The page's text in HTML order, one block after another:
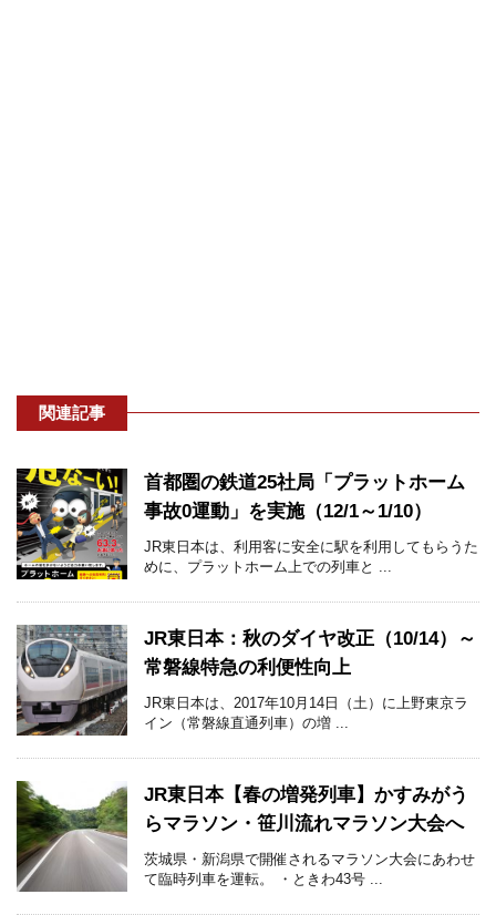
関連記事
首都圏の鉄道25社局「プラットホーム
事故0運動」を実施（12/1～1/10）
JR東日本は、利用客に安全に駅を利用してもらうた
めに、プラットホーム上での列車と ...
JR東日本：秋のダイヤ改正（10/14）～
常磐線特急の利便性向上
JR東日本は、2017年10月14日（土）に上野東京ラ
イン（常磐線直通列車）の増 ...
JR東日本【春の増発列車】かすみがう
らマラソン・笹川流れマラソン大会へ
茨城県・新潟県で開催されるマラソン大会にあわせ
て臨時列車を運転。 ・ときわ43号 ...